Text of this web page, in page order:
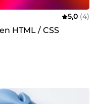
5,0 (4)
HTML / CSS